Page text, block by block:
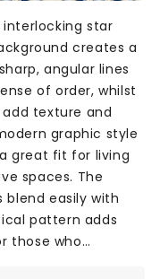
star
creates a
angular lines
of order, whilst
texture and
graphic style
great fit for living
spaces. The
easily with
pattern adds
those who